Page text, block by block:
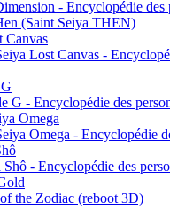
- Encyclopédie des
(Saint Seiya THEN)
Canvas
Lost Canvas -
G - Encyclopédie des
Omega
Omega - Encyclopédie
Shô - Encyclopédie des
the Zodiac (reboot 3D)